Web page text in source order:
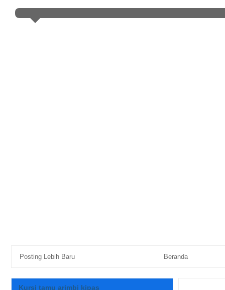
Posting Lebih Baru Beranda
Kursi tamu arimbi kipas